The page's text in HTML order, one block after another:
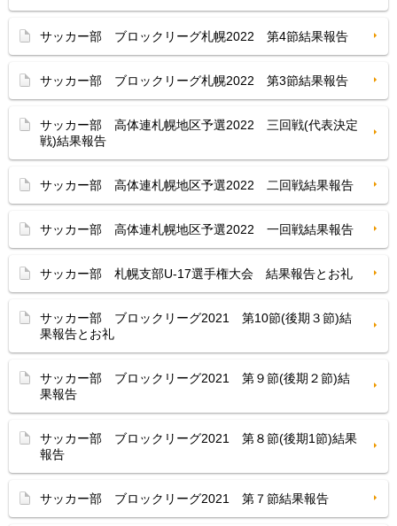
サッカー部 ブロックリーグ札幌2022 第4節結果報告
サッカー部 ブロックリーグ札幌2022 第3節結果報告
サッカー部 高体連札幌地区予選2022 三回戦(代表決定
戦)結果報告
サッカー部 高体連札幌地区予選2022 二回戦結果報告
サッカー部 高体連札幌地区予選2022 一回戦結果報告
サッカー部 札幌支部U-17選手権大会 結果報告とお礼
サッカー部 ブロックリーグ2021 第10節(後期３節)結
果報告とお礼
サッカー部 ブロックリーグ2021 第９節(後期２節)結
果報告
サッカー部 ブロックリーグ2021 第８節(後期1節)結果
報告
サッカー部 ブロックリーグ2021 第７節結果報告